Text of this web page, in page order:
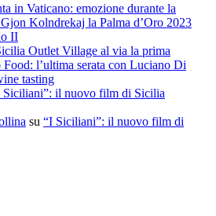
in Vaticano: emozione durante la
Kolndrekaj la Palma d’Oro 2023
II
Outlet Village al via la prima
l’ultima serata con Luciano Di
tasting
Siciliani”: il nuovo film di Sicilia
su “I Siciliani”: il nuovo film di